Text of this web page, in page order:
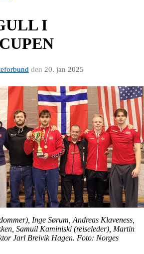
I
den 20. jan 2025
Inge Sørum, Andreas Klaveness,
Samuil Kaminiski (reiseleder), Martin
Jarl Breivik Hagen. Foto: Norges